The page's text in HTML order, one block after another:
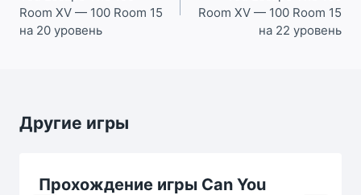
Room XV — 100 Room 15
на 20 уровень
Room XV — 100 Room 15
на 22 уровень
Другие игры
Прохождение игры Can You